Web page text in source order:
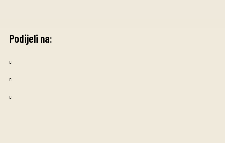
Podijeli na: